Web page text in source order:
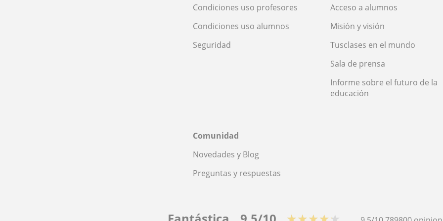
Condiciones uso profesores
Condiciones uso alumnos
Seguridad
Acceso a alumnos
Misión y visión
Tusclases en el mundo
Sala de prensa
Informe sobre el futuro de la
educación
Comunidad
Novedades y Blog
Preguntas y respuestas